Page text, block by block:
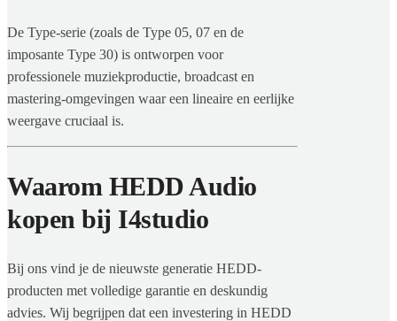
De Type-serie (zoals de Type 05, 07 en de
imposante Type 30) is ontworpen voor
professionele muziekproductie, broadcast en
mastering-omgevingen waar een lineaire en eerlijke
weergave cruciaal is.
Waarom HEDD Audio
kopen bij I4studio
Bij ons vind je de nieuwste generatie HEDD-
producten met volledige garantie en deskundig
advies. Wij begrijpen dat een investering in HEDD